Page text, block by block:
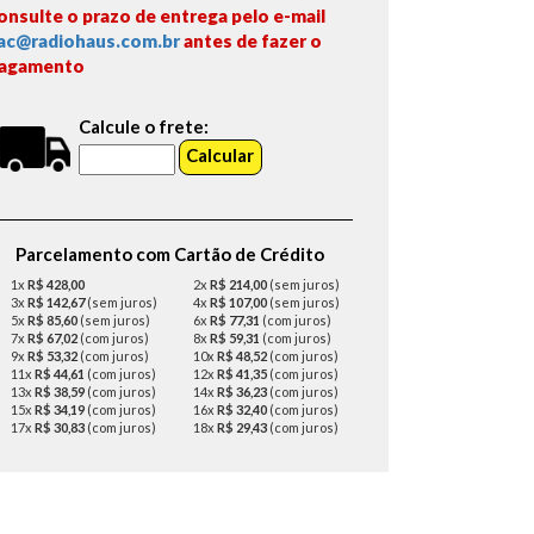
o prazo de entrega pelo e-mail
antes de fazer o
Calcule o frete:
Parcelamento com Cartão de Crédito
1xR$ 428,00 2xR$ 214,00 (sem juros)
3xR$ 142,67(sem juros) 4xR$ 107,00 (sem juros)
5xR$ 85,60 (sem juros) 6xR$ 77,31 (com juros)
7xR$ 67,02 (com juros) 8xR$ 59,31 (com juros)
9xR$ 53,32 (com juros) 10xR$ 48,52 (com juros)
11xR$ 44,61 (com juros) 12xR$ 41,35 (com juros)
13xR$ 38,59 (com juros) 14xR$ 36,23 (com juros)
15xR$ 34,19 (com juros) 16xR$ 32,40 (com juros)
17xR$ 30,83 (com juros) 18xR$ 29,43 (com juros)